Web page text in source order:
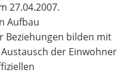
27.04.2007.
Aufbau
bilden mit
der Einwohner